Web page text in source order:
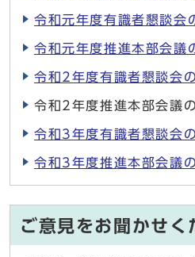
令和元年度有識者懇談会
令和元年度推進本部会議
令和2年度有識者懇談会
令和2年度推進本部会議
令和3年度有識者懇談会
令和3年度推進本部会議
ご意見をお聞かせく